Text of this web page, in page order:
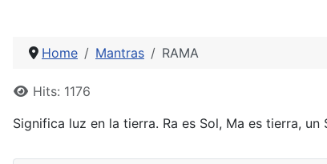
Home Mantras RAMA
DetailsHits: 1176
Significa luz en la tierra. Ra es Sol, Ma es tierra, un